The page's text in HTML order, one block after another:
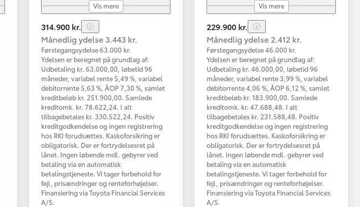
Vis mere
314.900 kr.
Månedlig ydelse 3.443 kr.
Førstegangsydelse 63.000 kr.
Ydelsen er beregnet på grundlag af:
Udbetaling kr. 63.000,00, løbetid 96
måneder, variabel rente 5,49 %, variabel
debitorrente 5,63 %, ÅOP 7,30 %, samlet
kreditbeløb kr. 251.900,00. Samlede
kreditomk. kr. 78.622,24. I alt
tilbagebetales kr. 330.522,24. Positiv
kreditgodkendelse og ingen registrering
hos RKI forudsættes. Kaskoforsikring er
obligatorisk. Der er fortrydelsesret på
lånet. Ingen løbende mdl. gebyrer ved
betaling via en automatisk
betalingstjeneste. Vi tager forbehold for
fejl, prisændringer og renteforhøjelser.
Finansiering via Toyota Financial Services
A/S.
Vis mere
229.900 kr.
Månedlig ydelse 2.412 kr.
Førstegangsydelse 46.000 kr.
Ydelsen er beregnet på grundlag af:
Udbetaling kr. 46.000,00, løbetid 96
måneder, variabel rente 3,99 %, variabel
debitorrente 4,06 %, ÅOP 6,12 %, samlet
kreditbeløb kr. 183.900,00. Samlede
kreditomk. kr. 47.688,48. I alt
tilbagebetales kr. 231.588,48. Positiv
kreditgodkendelse og ingen registrering
hos RKI forudsættes. Kaskoforsikring er
obligatorisk. Der er fortrydelsesret på
lånet. Ingen løbende mdl. gebyrer ved
betaling via en automatisk
betalingstjeneste. Vi tager forbehold for
fejl, prisændringer og renteforhøjelser.
Finansiering via Toyota Financial Services
A/S.